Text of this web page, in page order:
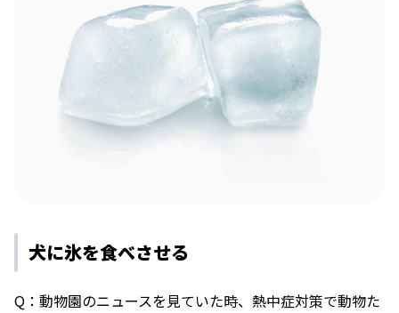
犬に氷を食べさせる
Q：動物園のニュースを見ていた時、熱中症対策で動物た